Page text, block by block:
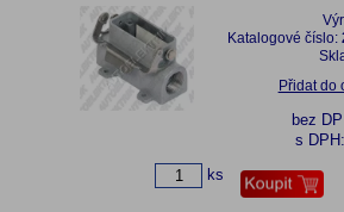
Katalogové číslo:
Přidat do
bez
s
ks